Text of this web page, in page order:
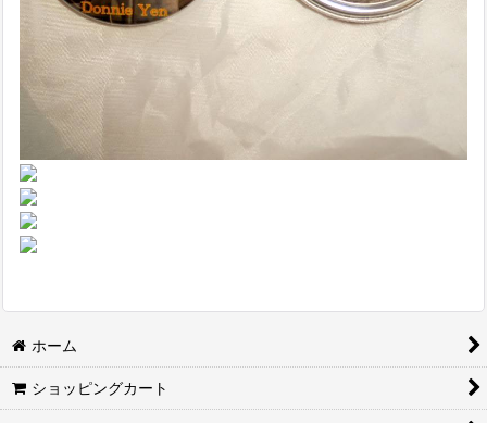
ホーム
ショッピングカート